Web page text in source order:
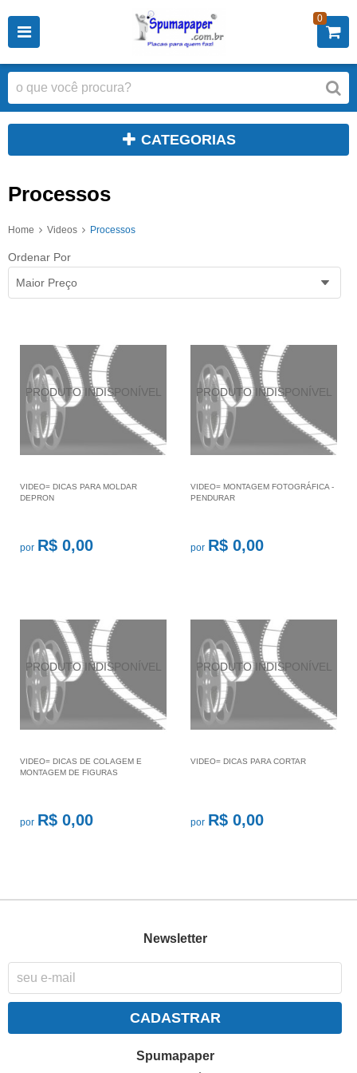
0
CATEGORIAS
Processos
Home Videos Processos
Ordenar Por
Maior Preço
VIDEO= DICAS PARA MOLDAR
DEPRON
por R$ 0,00
VIDEO= MONTAGEM FOTOGRÁFICA -
PENDURAR
por R$ 0,00
VIDEO= DICAS DE COLAGEM E
MONTAGEM DE FIGURAS
por R$ 0,00
VIDEO= DICAS PARA CORTAR
por R$ 0,00
Newsletter
CADASTRAR
Spumapaper